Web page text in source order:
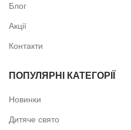
Блог
Акції
Контакти
ПОПУЛЯРНІ КАТЕГОРІЇ
Новинки
Дитяче свято